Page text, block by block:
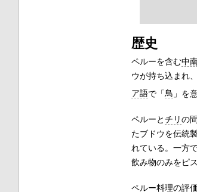
歴史
ペルーを含む中
ウが持ち込まれ、
ア語で「鳥 」を
ペルーとチリの
たブドウを伝統
れている。一方
飲み物のみをピ
ペルー料理の評